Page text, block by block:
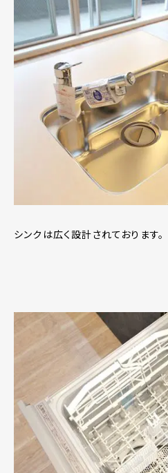
シンクは広く設計されております。